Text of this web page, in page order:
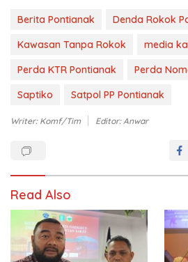
Berita Pontianak
Denda Rokok
Kawasan Tanpa Rokok
media
Perda KTR Pontianak
Perda
Saptiko
Satpol PP Pontianak
Writer: Komf/Tim Editor: Anwar
Read Also